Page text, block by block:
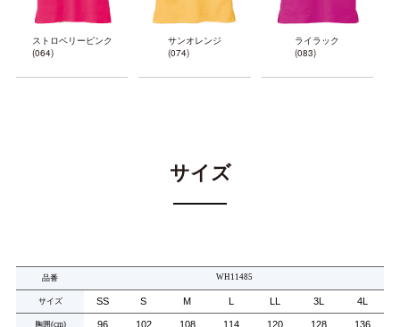
ストロベリーピンク
(064)
サンオレンジ
(074)
ライラック
(083)
サイズ
品番 WH11485
サイズ SS S M L LL 3L 4L
胸囲(cm) 96 102 108 114 120 128 136